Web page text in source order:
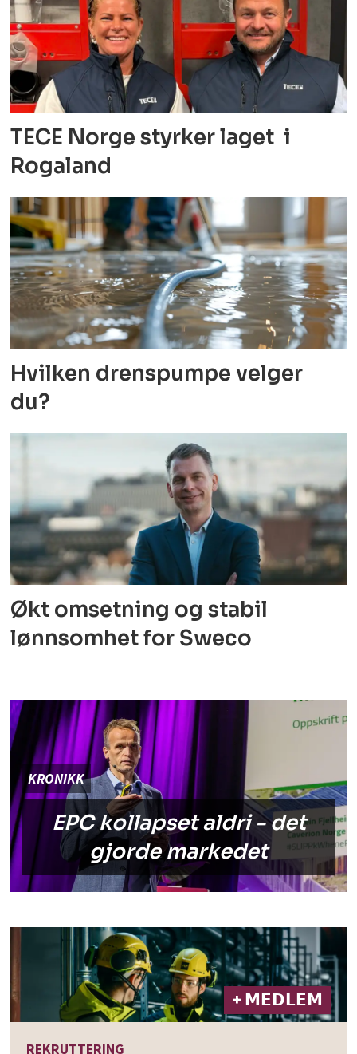
TECE Norge styrker laget i
Rogaland
Hvilken drenspumpe velger
du?
Økt omsetning og stabil
lønnsomhet for Sweco
KRONIKK
EPC kollapset aldri - det
gjorde markedet
+ 𝗠𝗘𝗗𝗟𝗘𝗠
REKRUTTERING